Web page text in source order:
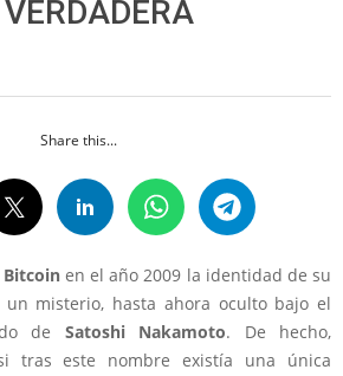
Share this...
Bitcoinen el año 2009 la identidad de su
misterio, hasta ahora oculto bajo el
de Satoshi Nakamoto. De hecho,
tras este nombre existía una única